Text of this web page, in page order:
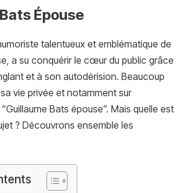
Épouse
talentueux et emblématique de
a su conquérir le cœur du public grâce
et à son autodérision. Beaucoup
vie privée et notamment sur
“Guillaume Bats épouse”. Mais quelle est
? Découvrons ensemble les